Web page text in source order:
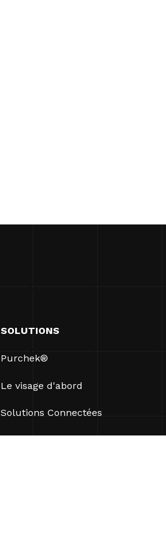
SOLUTIONS
Purchek®
Le visage d'abord
Solutions Connectées